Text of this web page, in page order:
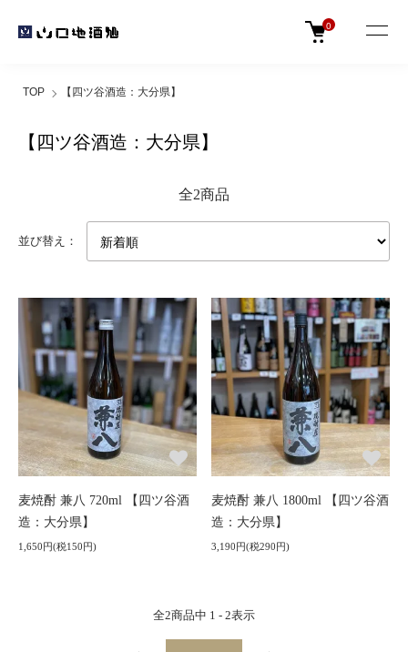
0
TOP 【四ツ谷酒造：大分県】
【四ツ谷酒造：大分県】
全2商品
並び替え：
麦焼酎 兼八 720ml 【四ツ谷酒
造：大分県】
1,650円(税150円)
麦焼酎 兼八 1800ml 【四ツ谷酒
造：大分県】
3,190円(税290円)
全2商品中 1 - 2表示